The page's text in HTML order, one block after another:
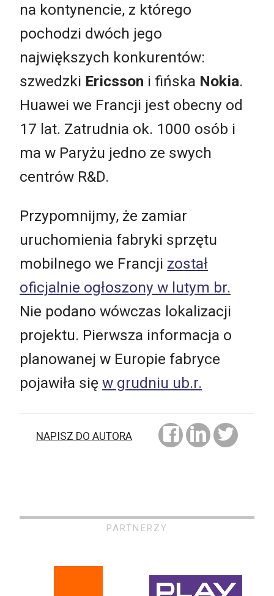
na kontynencie, z którego
pochodzi dwóch jego
największych konkurentów:
szwedzki Ericsson i fińska Nokia.
Huawei we Francji jest obecny od
17 lat. Zatrudnia ok. 1000 osób i
ma w Paryżu jedno ze swych
centrów R&D.
Przypomnijmy, że zamiar
uruchomienia fabryki sprzętu
mobilnego we Francji został
oficjalnie ogłoszony w lutym br.
Nie podano wówczas lokalizacji
projektu. Pierwsza informacja o
planowanej w Europie fabryce
pojawiła się w grudniu ub.r.
NAPISZ DO AUTORA
PARTNERZY